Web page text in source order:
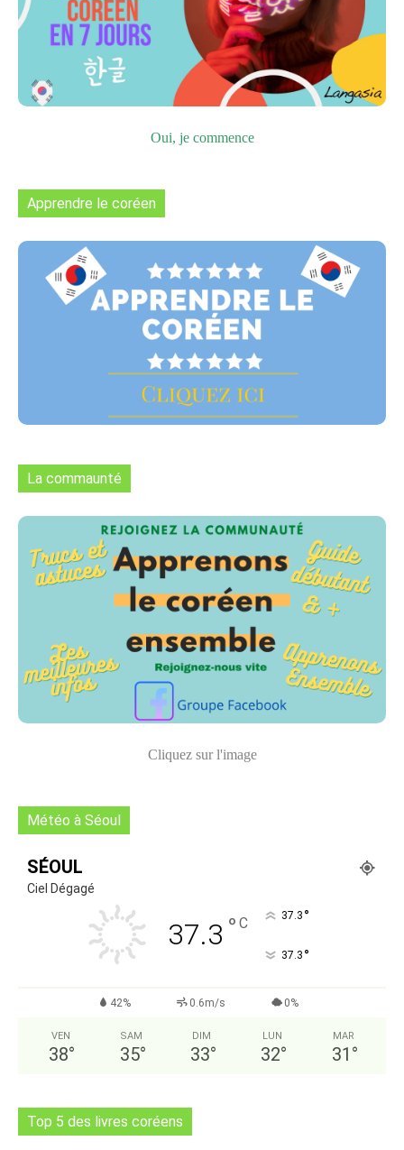
Oui, je commence
Apprendre le coréen
La commaunté
Cliquez sur l'image
Météo à Séoul
SÉOUL
Ciel Dégagé
37.3 ° C 37.3 °
37.3 °
42% 0.6m/s 0%
VEN
38°
SAM
35°
DIM
33°
LUN
32°
MAR
31 °
Top 5 des livres coréens